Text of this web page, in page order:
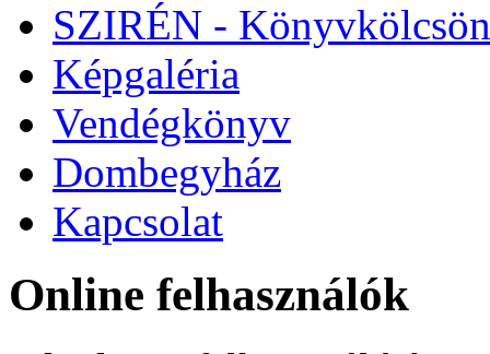
SZIRÉN -
Képgaléria
Vendégkönyv
Dombegyház
Kapcsolat
Online felhasználók